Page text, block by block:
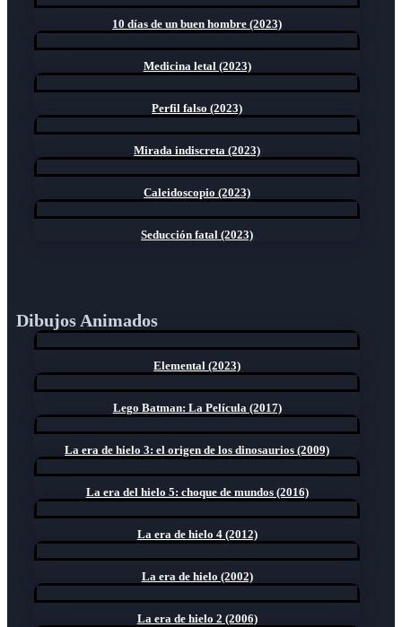
10 días de un buen hombre (2023)
Medicina letal (2023)
Perfil falso (2023)
Mirada indiscreta (2023)
Caleidoscopio (2023)
Seducción fatal (2023)
Dibujos Animados
Elemental (2023)
Lego Batman: La Película (2017)
La era de hielo 3: el origen de los dinosaurios (2009)
La era del hielo 5: choque de mundos (2016)
La era de hielo 4 (2012)
La era de hielo (2002)
La era de hielo 2 (2006)